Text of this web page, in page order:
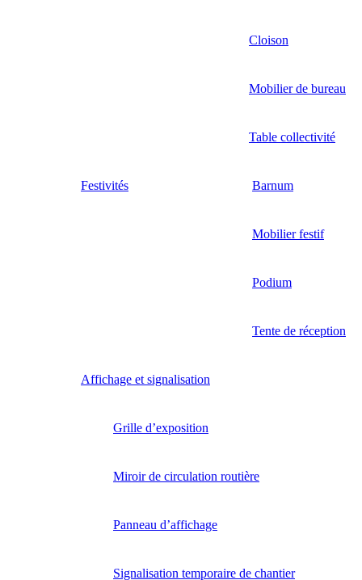
Cloison
Mobilier de bureau
Table collectivité
Festivités Barnum
Mobilier festif
Podium
Tente de réception
Affichage et signalisation
Grille d’exposition
Miroir de circulation routière
Panneau d’affichage
Signalisation temporaire de chantier